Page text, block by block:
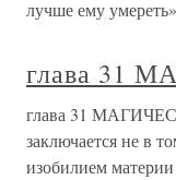
лучше ему
глава 31
глава 31
заключается не в
изобилием